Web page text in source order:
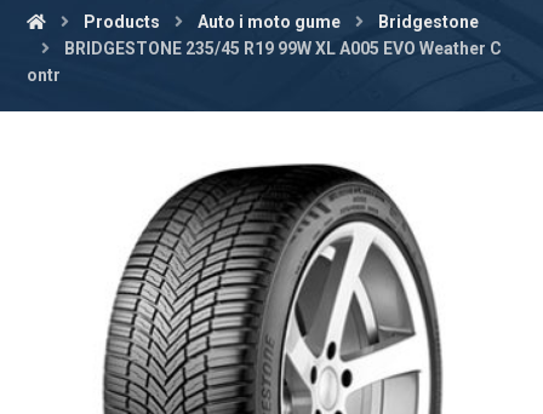
Products Auto i moto gume
Bridgestone
BRIDGESTONE 235/45 R19 99W XL A005 EVO Weather C
ontr